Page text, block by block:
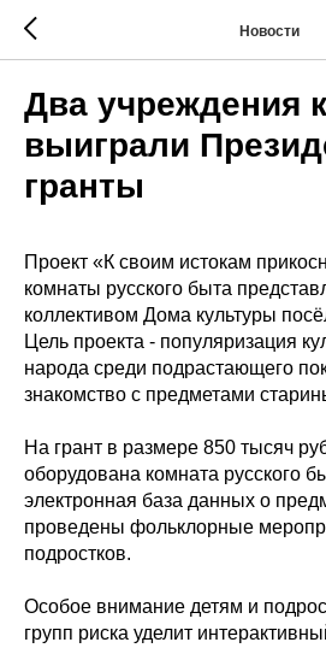
Новости
Два учреждения
выиграли
гранты
Проект «К своим истокам
комнаты русского быта
коллективом Дома культуры
Цель проекта - популяризация
народа среди подрастающего
знакомство с предметами
На грант в размере 850 тысяч
оборудована комната русского
электронная база данных о
проведены фольклорные
подростков.
Особое внимание детям и
групп риска уделит